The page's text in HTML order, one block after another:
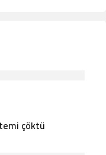
çöktü